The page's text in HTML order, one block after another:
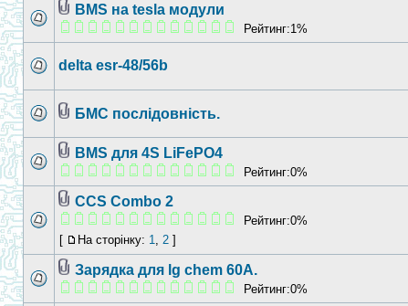
BMS на tesla модули
Рейтинг:1%
delta esr-48/56b
БМС послідовність.
BMS для 4S LiFePO4
Рейтинг:0%
CCS Combo 2
Рейтинг:0%
[
На сторінку: 1, 2 ]
Зарядка для lg chem 60A.
Рейтинг:0%